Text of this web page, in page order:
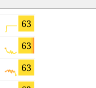
63
63
63